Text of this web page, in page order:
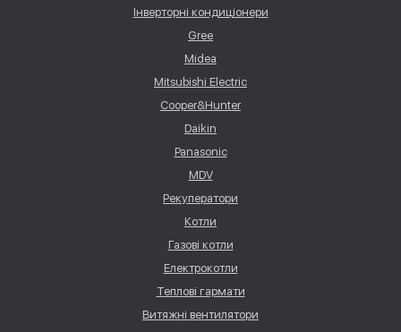
Інверторні кондиціонери
Gree
Midea
Mitsubishi Electric
Cooper&Hunter
Daikin
Panasonic
MDV
Рекуператори
Котли
Газові котли
Електрокотли
Теплові гармати
Витяжні вентилятори